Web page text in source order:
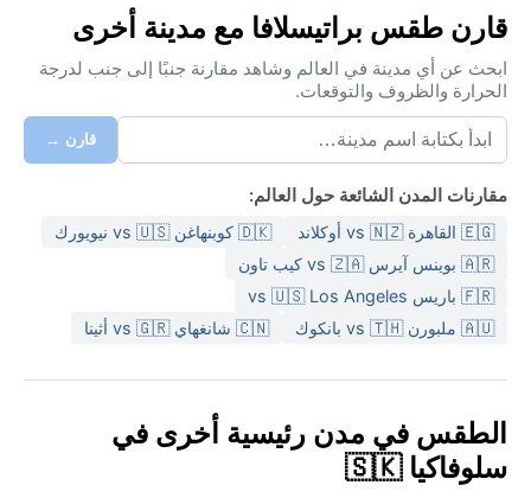
قارن طقس براتيسلافا مع مدينة أخرى
ابحث عن أي مدينة في العالم وشاهد مقارنة جنبًا إلى جنب لدرجة
الحرارة والظروف والتوقعات.
قارن →
مقارنات المدن الشائعة حول العالم:
🇪🇬 القاهرة vs 🇳🇿 أوكلاند
🇩🇰 كوبنهاغن vs 🇺🇸 نيويورك
🇦🇷 بوينس آيرس vs 🇿🇦 كيب تاون
🇫🇷 باريس vs 🇺🇸 Los Angeles
🇦🇺 ملبورن vs 🇹🇭 بانكوك
🇨🇳 شانغهاي vs 🇬🇷 أثينا
الطقس في مدن رئيسية أخرى في
سلوفاكيا 🇸🇰